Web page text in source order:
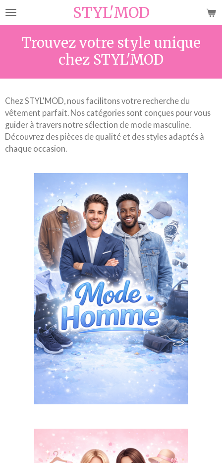
Passer
principal
STYL'MOD
Trouvez votre style unique
chez STYL'MOD
Chez STYL'MOD, nous facilitons votre recherche du
vêtement parfait. Nos catégories sont conçues pour vous
guider à travers notre sélection de mode masculine.
Découvrez des pièces de qualité et des styles adaptés à
chaque occasion.